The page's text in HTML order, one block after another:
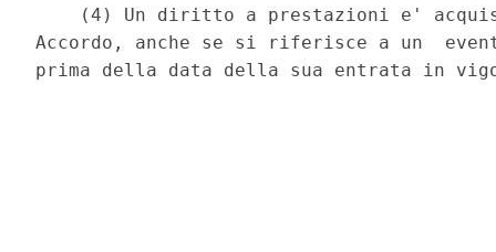
(4) Un diritto a prestazioni e'
Accordo, anche se si riferisce a un
prima della data della sua entrata in